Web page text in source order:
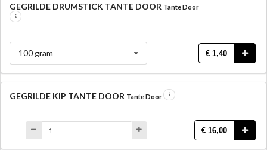
GEGRILDE DRUMSTICK TANTE DOOR Tante Door
100 gram € 1,40
GEGRILDE KIP TANTE DOOR Tante Door
€ 16,00